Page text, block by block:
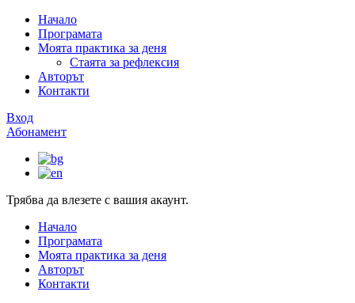
Начало
Програмата
Моята практика за деня
Стаята за рефлексия
Авторът
Контакти
Вход
Абонамент
Трябва да влезете с вашия акаунт.
Начало
Програмата
Моята практика за деня
Авторът
Контакти